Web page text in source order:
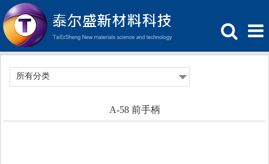
所有分类
A-58 前手柄